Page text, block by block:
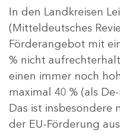
In den Landkreisen
(Mitteldeutsches
Förderangebot mit
% nicht
einen immer noch
maximal 40 % (als
Das ist insbesondere
der EU-Förderung